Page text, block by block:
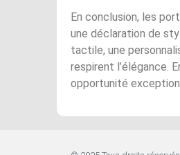
En conclusion, les
une déclaration de
tactile, une
respirent l’élégance.
opportunité